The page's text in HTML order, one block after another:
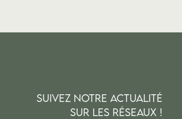
SUIVEZ NOTRE ACTUALITÉ
SUR LES RÉSEAUX !